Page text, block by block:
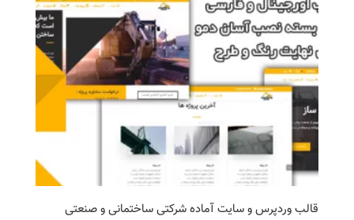
قالب وردپرس و سایت آماده شرکتی ساختمانی و صنعتی